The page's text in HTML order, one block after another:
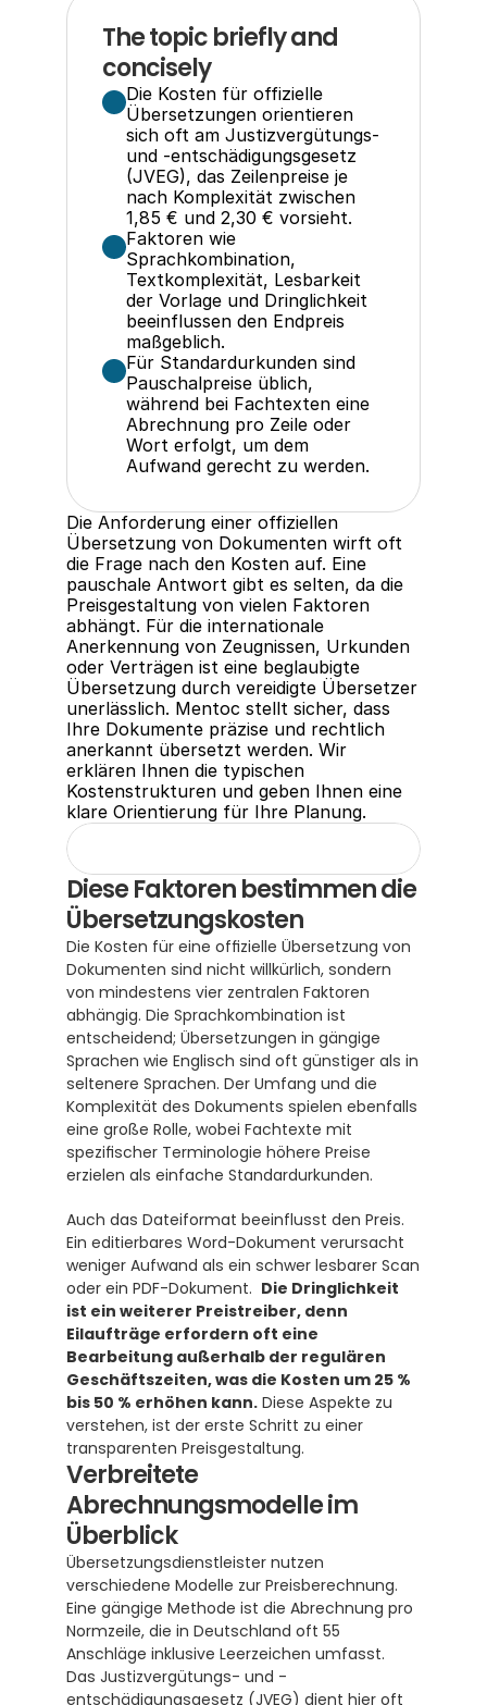
The topic briefly and
concisely
Die Kosten für offizielle
Übersetzungen orientieren
sich oft am Justizvergütungs-
und -entschädigungsgesetz
(JVEG), das Zeilenpreise je
nach Komplexität zwischen
1,85 € und 2,30 € vorsieht.
Faktoren wie
Sprachkombination,
Textkomplexität, Lesbarkeit
der Vorlage und Dringlichkeit
beeinflussen den Endpreis
maßgeblich.
Für Standardurkunden sind
Pauschalpreise üblich,
während bei Fachtexten eine
Abrechnung pro Zeile oder
Wort erfolgt, um dem
Aufwand gerecht zu werden.
Die Anforderung einer offiziellen
Übersetzung von Dokumenten wirft oft
die Frage nach den Kosten auf. Eine
pauschale Antwort gibt es selten, da die
Preisgestaltung von vielen Faktoren
abhängt. Für die internationale
Anerkennung von Zeugnissen, Urkunden
oder Verträgen ist eine beglaubigte
Übersetzung durch vereidigte Übersetzer
unerlässlich. Mentoc stellt sicher, dass
Ihre Dokumente präzise und rechtlich
anerkannt übersetzt werden. Wir
erklären Ihnen die typischen
Kostenstrukturen und geben Ihnen eine
klare Orientierung für Ihre Planung.
Diese Faktoren bestimmen die
Übersetzungskosten
Die Kosten für eine offizielle Übersetzung von
Dokumenten sind nicht willkürlich, sondern
von mindestens vier zentralen Faktoren
abhängig. Die Sprachkombination ist
entscheidend; Übersetzungen in gängige
Sprachen wie Englisch sind oft günstiger als in
seltenere Sprachen. Der Umfang und die
Komplexität des Dokuments spielen ebenfalls
eine große Rolle, wobei Fachtexte mit
spezifischer Terminologie höhere Preise
erzielen als einfache Standardurkunden.
Auch das Dateiformat beeinflusst den Preis.
Ein editierbares Word-Dokument verursacht
weniger Aufwand als ein schwer lesbarer Scan
oder ein PDF-Dokument. Die Dringlichkeit
ist ein weiterer Preistreiber, denn
Eilaufträge erfordern oft eine
Bearbeitung außerhalb der regulären
Geschäftszeiten, was die Kosten um 25 %
bis 50 % erhöhen kann. Diese Aspekte zu
verstehen, ist der erste Schritt zu einer
transparenten Preisgestaltung.
Verbreitete
Abrechnungsmodelle im
Überblick
Übersetzungsdienstleister nutzen
verschiedene Modelle zur Preisberechnung.
Eine gängige Methode ist die Abrechnung pro
Normzeile, die in Deutschland oft 55
Anschläge inklusive Leerzeichen umfasst.
Das Justizvergütungs- und -
entschädigungsgesetz (JVEG) dient hier oft